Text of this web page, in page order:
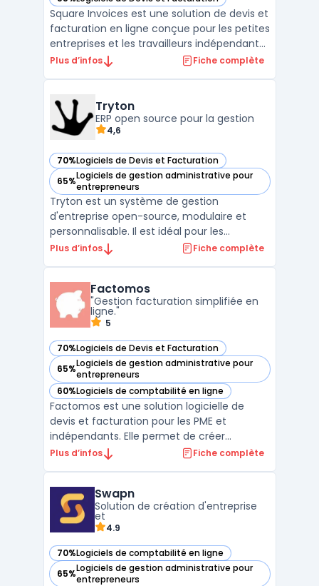
— voir Square Invoices dans cette catégorie
Square Invoices est une solution de devis et
facturation en ligne conçue pour les petites
entreprises et les travailleurs indépendants.
Avec Square Invoices, vous pouvez créer,
également des fonctionnalités de
paiement ...
Plus d’infos Fiche complète
Tryton
ERP open source pour la gestion
4,6
70%Logiciels de Devis et Facturation
— voir Tryton dans cette catégorie
65%Logiciels de gestion administrative pour
entrepreneurs
— voir Tryton dans cette catégorie
Tryton est un système de gestion
d'entreprise open-source, modulaire et
personnalisable. Il est idéal pour les
entreprises ayant des besoins spécifiques
fonctionnalités de base pour la gestion de
la chaîne d'approvisionnement ...
Plus d’infos Fiche complète
Factomos
"Gestion facturation simplifiée en
ligne."
5
70%Logiciels de Devis et Facturation
— voir Factomos dans cette catégorie
65%Logiciels de gestion administrative pour
entrepreneurs
— voir Factomos dans cette catégorie
60%Logiciels de comptabilité en ligne
— voir Factomos dans cette catégorie
Factomos est une solution logicielle de
devis et facturation pour les PME et
indépendants. Elle permet de créer
facilement des devis et des factures
ventes et de la trésorerie en offrant une
vue d'ensemble des factures ...
Plus d’infos Fiche complète
Swapn
Solution de création d'entreprise
et
4.9
70%Logiciels de comptabilité en ligne
— voir Swapn dans cette catégorie
65%Logiciels de gestion administrative pour
entrepreneurs
— voir Swapn dans cette catégorie